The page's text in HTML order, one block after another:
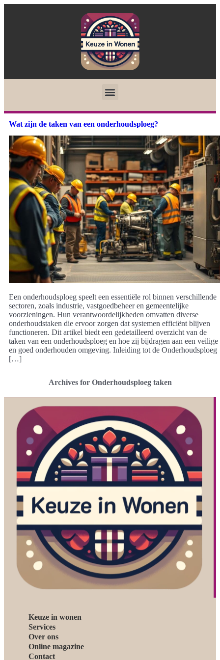
Wat zijn de taken van een onderhoudsploeg?
Een onderhoudsploeg speelt een essentiële rol binnen verschillende
sectoren, zoals industrie, vastgoedbeheer en gemeentelijke
voorzieningen. Hun verantwoordelijkheden omvatten diverse
onderhoudstaken die ervoor zorgen dat systemen efficiënt blijven
functioneren. Dit artikel biedt een gedetailleerd overzicht van de
taken van een onderhoudsploeg en hoe zij bijdragen aan een veilige
en goed onderhouden omgeving. Inleiding tot de Onderhoudsploeg
[…]
Archives for Onderhoudsploeg taken
Keuze in wonen
Services
Over ons
Online magazine
Contact